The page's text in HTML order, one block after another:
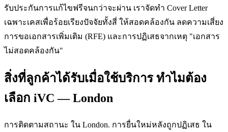
รับประกันการแก้ไขฟรีจนกว่าจะผ่าน เราจัดทำ Cover Letter
เฉพาะเคสเพื่อร้อยเรียงปัจจัยทั้งสี่ ให้สอดคล้องกัน ลดความเสี่ยง
การขอเอกสารเพิ่มเติม (RFE) และการปฏิเสธจากเหตุ "เอกสาร
ไม่สอดคล้องกัน"
สิ่งที่ลูกค้าได้รับเมื่อใช้บริการ ทำไมต้อง
เลือก iVC — London
การติดตามสถานะ ใน London. การยื่นใหม่หลังถูกปฏิเสธ ใน